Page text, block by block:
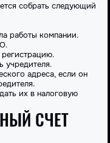
собрать следующий
работы компании.
учредителя.
адреса, если он
их в налоговую
СЧЕТ